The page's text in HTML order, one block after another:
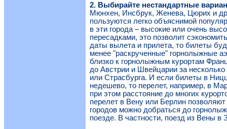
2. Выбирайте нестандартные
Мюнхен, Инсбрук, Женева, Цюрих и
пользуются легко объяснимой
в эти города – высокие или очень
пересадками, это позволит
даты вылета и прилета, то билеты
менее "раскрученные" горнолыжные
близко к горнолыжным курортам
до Австрии и Швейцарии за
или Страсбурга. И если билеты в
недешево, то перелет, например, в
при этом расстояние до многих
перелет в Вену или Берлин
городов можно добраться до
поезде. В частности, поезд из Вены в